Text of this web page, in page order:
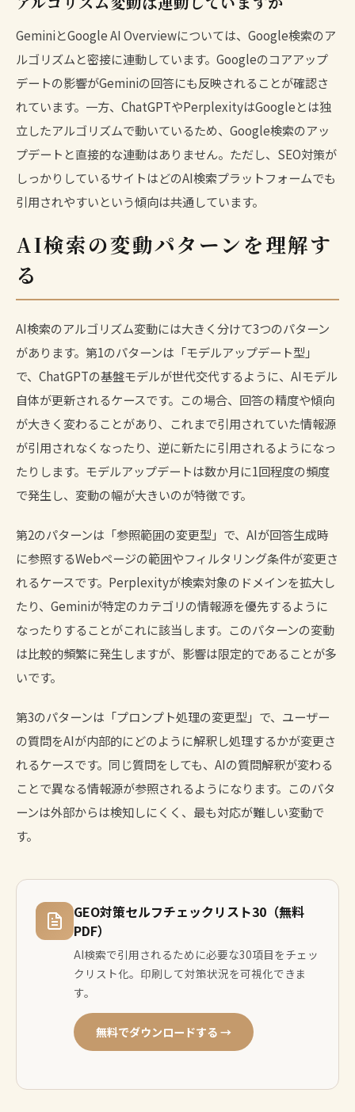
GeminiとGoogle AI Overviewについては、Google検索のア
ルゴリズムと密接に連動しています。Googleのコアアップ
デートの影響がGeminiの回答にも反映されることが確認さ
れています。一方、ChatGPTやPerplexityはGoogleとは独
立したアルゴリズムで動いているため、Google検索のアッ
プデートと直接的な連動はありません。ただし、SEO対策が
しっかりしているサイトはどのAI検索プラットフォームでも
引用されやすいという傾向は共通しています。
AI検索の変動パターンを理解す
る
AI検索のアルゴリズム変動には大きく分けて3つのパターン
があります。第1のパターンは「モデルアップデート型」
で、ChatGPTの基盤モデルが世代交代するように、AIモデル
自体が更新されるケースです。この場合、回答の精度や傾向
が大きく変わることがあり、これまで引用されていた情報源
が引用されなくなったり、逆に新たに引用されるようになっ
たりします。モデルアップデートは数か月に1回程度の頻度
で発生し、変動の幅が大きいのが特徴です。
第2のパターンは「参照範囲の変更型」で、AIが回答生成時
に参照するWebページの範囲やフィルタリング条件が変更さ
れるケースです。Perplexityが検索対象のドメインを拡大し
たり、Geminiが特定のカテゴリの情報源を優先するように
なったりすることがこれに該当します。このパターンの変動
は比較的頻繁に発生しますが、影響は限定的であることが多
いです。
第3のパターンは「プロンプト処理の変更型」で、ユーザー
の質問をAIが内部的にどのように解釈し処理するかが変更さ
れるケースです。同じ質問をしても、AIの質問解釈が変わる
ことで異なる情報源が参照されるようになります。このパタ
ーンは外部からは検知しにくく、最も対応が難しい変動で
す。
GEO対策セルフチェックリスト30（無料
PDF）
AI検索で引用されるために必要な30項目をチェッ
クリスト化。印刷して対策状況を可視化できま
す。
無料でダウンロードする →